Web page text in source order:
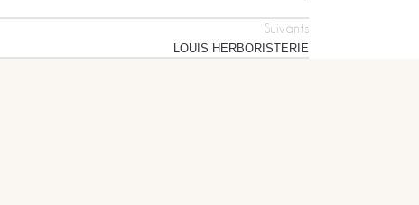
Suivants
LOUIS HERBORISTERIE